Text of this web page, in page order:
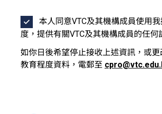
本人同意VTC及其機構成員使用
度，提供有關VTC及其機構成員的任何
如你日後希望停止接收上述資訊，或
教育程度資料，電郵至